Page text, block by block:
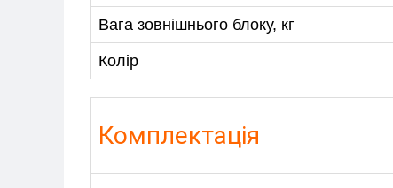
Вага зовнішнього блоку, кг
Колір
Комплектація